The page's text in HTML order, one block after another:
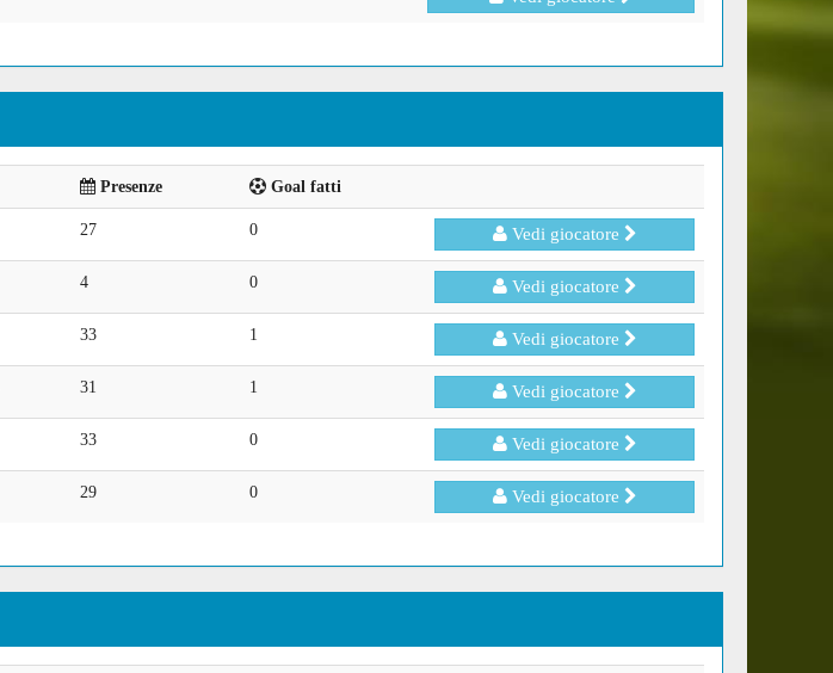
Presenze Goal fatti
27 0 Vedi giocatore
4 0 Vedi giocatore
33 1 Vedi giocatore
31 1 Vedi giocatore
33 0 Vedi giocatore
29 0 Vedi giocatore